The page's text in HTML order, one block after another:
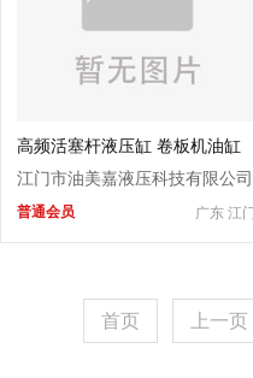
高频活塞杆液压缸 卷板机油缸
双出轴HOB重型油缸
江门市油美嘉液压科技有限公司
广东 江门
普通会员
首页 上一页